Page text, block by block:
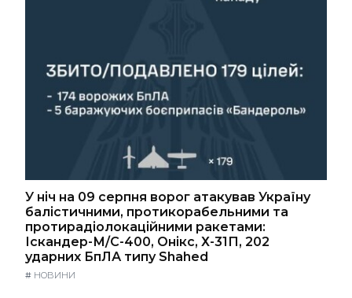
У ніч на 09 серпня ворог атакував Україну
балістичними, протикорабельними та
протирадіолокаційними ракетами:
Іскандер-М/С-400, Онікс, Х-31П, 202
ударних БпЛА типу Shahed
# НОВИНИ